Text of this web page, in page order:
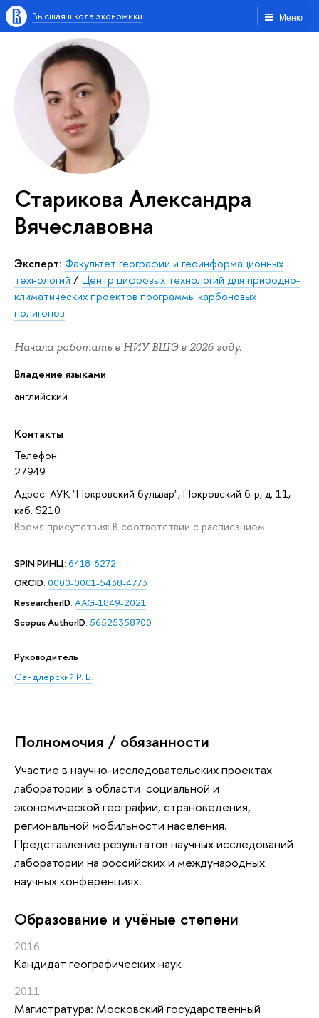
Меню
Высшая школа экономики
Старикова Александра
Вячеславовна
Эксперт: Факультет географии и геоинформационных
технологий /Центр цифровых технологий для природно-
климатических проектов программы карбоновых
полигонов
Начала работать в НИУ ВШЭ в 2026 году.
Владение языками
английский
Контакты
Телефон:
27949
Адрес: АУК "Покровский бульвар", Покровский б-р, д. 11,
каб. S210
Время присутствия: В соответствии с расписанием
SPIN РИНЦ: 6418-6272
ORCID: 0000-0001-5438-4773
ResearcherID: AAG-1849-2021
Scopus AuthorID: 56525358700
Руководитель
Сандлерский Р. Б.
Полномочия / обязанности
Участие в научно-исследовательских проектах
лаборатории в области социальной и
экономической географии, страноведения,
региональной мобильности населения.
Представление результатов научных исследований
лаборатории на российских и международных
научных конференциях.
Oбразование и учёные степени
2016
Кандидат географических наук
2011
Магистратура: Московский государственный